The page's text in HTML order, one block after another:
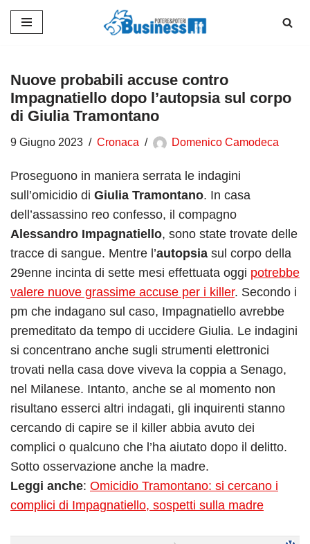
contenuto
Nuove probabili accuse contro
Impagnatiello dopo l’autopsia sul corpo
di Giulia Tramontano
9 Giugno 2023 Cronaca Domenico Camodeca
Proseguono in maniera serrata le indagini
sull’omicidio di Giulia Tramontano. In casa
dell’assassino reo confesso, il compagno
Alessandro Impagnatiello, sono state trovate delle
tracce di sangue. Mentre l’autopsia sul corpo della
29enne incinta di sette mesi effettuata oggi potrebbe
valere nuove grassime accuse per i killer. Secondo i
pm che indagano sul caso, Impagnatiello avrebbe
premeditato da tempo di uccidere Giulia. Le indagini
si concentrano anche sugli strumenti elettronici
trovati nella casa dove viveva la coppia a Senago,
nel Milanese. Intanto, anche se al momento non
risultano esserci altri indagati, gli inquirenti stanno
cercando di capire se il killer abbia avuto dei
complici o qualcuno che l’ha aiutato dopo il delitto.
Sotto osservazione anche la madre.
Leggi anche: Omicidio Tramontano: si cercano i
complici di Impagnatiello, sospetti sulla madre